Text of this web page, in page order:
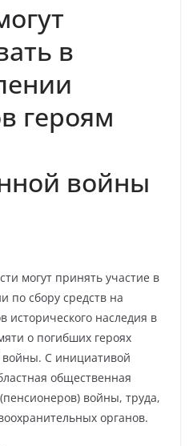
в
героям
войны
могут принять участие в
по сбору средств на
исторического наследия в
о погибших героях
С инициативой
общественная
войны, труда,
органов.